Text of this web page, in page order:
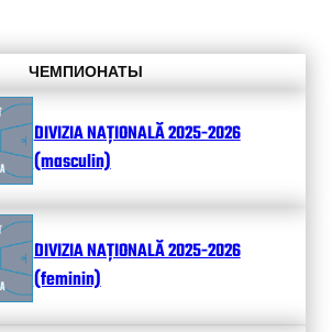
ЧЕМПИОНАТЫ
DIVIZIA NAȚIONALĂ 2025-2026
(masculin)
DIVIZIA NAȚIONALĂ 2025-2026
(feminin)